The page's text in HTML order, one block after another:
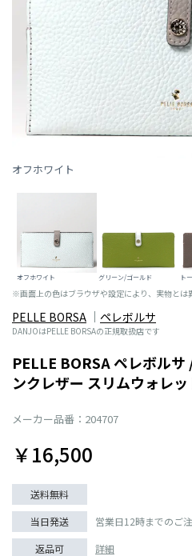
オフホワイト
オフホワイト グリーン/ゴールド ト
※画面上の色はブラウザや設定により、実物とは
PELLE BORSA ペレボルサ
DANJOはPELLE BORSAの正規取扱店です
PELLE BORSA ペレボル
ンクレザー スリムウォレ
メーカー品番：204707
￥16,500
送料無料
当日発送
営業日12時までのご
返品可
詳細